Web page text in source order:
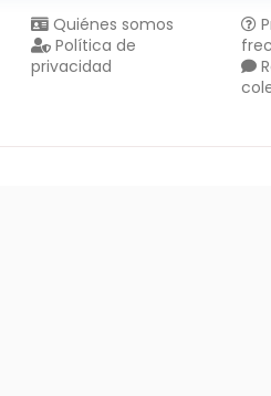
Quiénes somos
Política de
privacidad